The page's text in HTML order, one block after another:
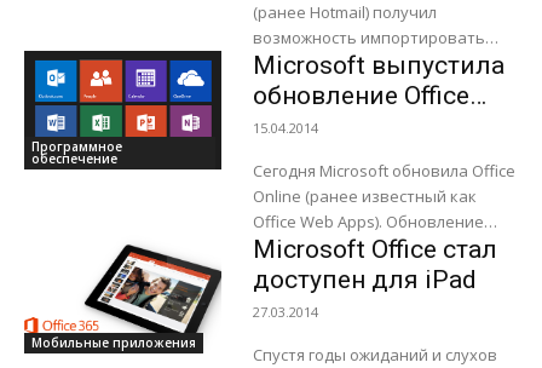
(ранее Hotmail) получил
возможность импортировать
почту с провайдеров,
работающих по протоколу IMAP,
позволит как пользователям
уже...
Программное
обеспечение
Microsoft выпустила
обновление Office
Online
15.04.2014
Сегодня Microsoft обновила Office
Online (ранее известный как
Office Web Apps). Обновление
включает в себя новые
возможности для все четырёх
веб-приложений. Теперь Word
Online...
Мобильные приложения
Microsoft Office стал
доступен для iPad
27.03.2014
Спустя годы ожиданий и слухов